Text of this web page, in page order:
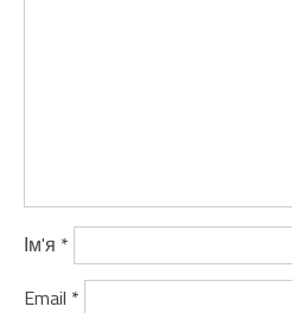
Ім'я *
Email *